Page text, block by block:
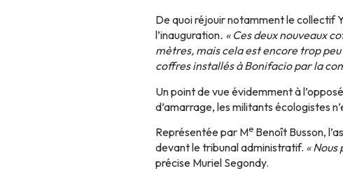
De quoi réjouir notamment le collectif
l’inauguration. « Ces deux nouveaux
mètres, mais cela est encore trop peu
coffres installés à Bonifacio par la
Un point de vue évidemment à
d’amarrage, les militants écologistes
Représentée par Me Benoît Busson,
devant le tribunal administratif. «
précise Muriel Segondy.